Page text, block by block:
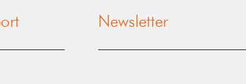
Newsletter